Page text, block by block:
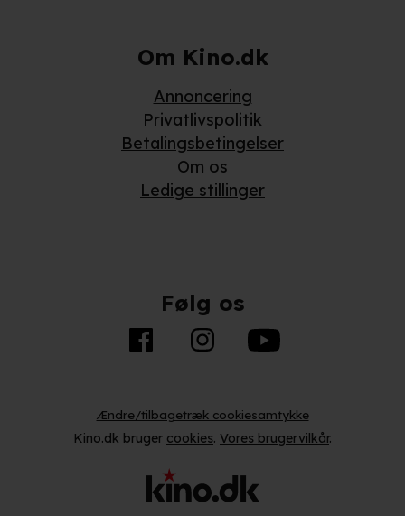
Om Kino.dk
Annoncering
Privatlivspolitik
Betalingsbetingelser
Om os
Ledige stillinger
Følg os
Ændre/tilbagetræk cookiesamtykke
Kino.dk bruger cookies. Vores brugervilkår.